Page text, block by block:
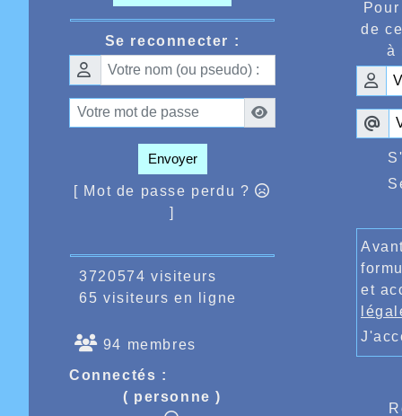
Faria
Côté
avoir
fallait
100m
Il faut
qui
devait
Se reconnecter :
Envoyer
[ Mot de passe perdu ?
]
3720574 visiteurs
65 visiteurs en ligne
94 membres
Connectés :
( personne )
de
à
et